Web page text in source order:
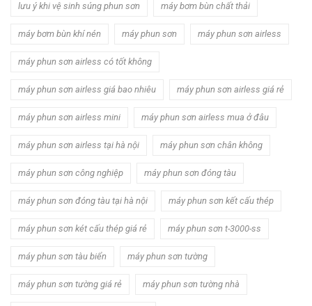
lưu ý khi vệ sinh súng phun sơn máy bơm bùn chất thải
máy bơm bùn khí nén máy phun sơn máy phun sơn airless
máy phun sơn airless có tốt không
máy phun sơn airless giá bao nhiêu máy phun sơn airless giá rẻ
máy phun sơn airless mini máy phun sơn airless mua ở đâu
máy phun sơn airless tại hà nội máy phun sơn chân không
máy phun sơn công nghiệp máy phun sơn đóng tàu
máy phun sơn đóng tàu tại hà nội máy phun sơn kết cấu thép
máy phun sơn két cấu thép giá rẻ máy phun sơn t-3000-ss
máy phun sơn tàu biển máy phun sơn tường
máy phun sơn tường giá rẻ máy phun sơn tường nhà